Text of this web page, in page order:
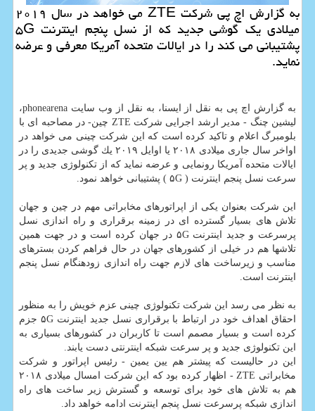
به گزارش اچ پی شركت ZTE می خواهد در سال ۲۰۱۹
میلادی یك گوشی جدید كه از نسل پنجم اینترنت ۵G
پشتیبانی می كند را در ایالات متحده آمریكا معرفی و عرضه
نماید.
به گزارش اچ پی به نقل از ایسنا، به نقل از وب سایت phonearena،
لیشین چنگ - مدیر ارشد اجرایی شركت ZTE چین- در مصاحبه ای با
بلومبرگ اعلام و تاكید كرده است كه این شركت چینی می خواهد در
اواخر سال جاری میلادی ۲۰۱۸ یا اوایل ۲۰۱۹ یك گوشی جدیدی را در
ایالات متحده آمریكا رونمایی و عرضه نماید كه از تكنولوژی جدید و پر
سرعت نسل پنجم اینترنت ( ۵G ) پشتیبانی خواهد نمود.
این شركت بعنوان یكی از اپراتورهای مخابراتی مهم در چین و جهان
تلاش های بسیار گسترده ای در زمینه برقراری و راه اندازی نسل
پرسرعت و جدید اینترنت ۵G در جهان كرده است و در جهت همین
تلاشها هم در خیلی از كشورهای جهان در حال فراهم كردن بسترهای
مناسب و زیرساخت های لازم جهت راه اندازی زودهنگام نسل پنجم
اینترنت است.
به نظر می رسد این شركت تكنولوژی چینی عزم خویش را به منظور
احقاق اهداف خود در ارتباط با برقراری نسل جدید اینترنت ۵G جزم
كرده است و بسیار مصمم است تا كاربران در كشورهای بسیاری به
این تكنولوژی جدید و پر سرعت شبكه اینترنتی دست یابند.
این در حالیست كه پیشتر هم یین یمین - رئیس اپراتور و شركت
مخابراتی ZTE - اظهار كرده بود كه این شركت امسال میلادی ۲۰۱۸
هم به تلاش های خود برای توسعه و گسترش زیر ساخت های راه
اندازی شبكه پرسرعت نسل پنجم اینترنت ادامه خواهد داد.